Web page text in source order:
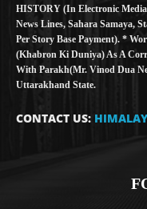
HISTORY (in Electronic
News Lines, Sahara Samaya,
Per Story Base Payment). *
(Khabron Ki Duniya) As A
With Parakh(Mr. Vinod Dua
Uttarakhand State.
CONTACT US: